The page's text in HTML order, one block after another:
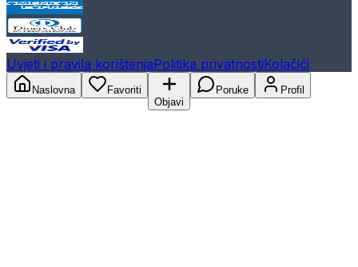
Uvjeti i pravila korištenjaPolitika privatnostiKolačići
Naslovna
Favoriti
Objavi
Poruke Profil